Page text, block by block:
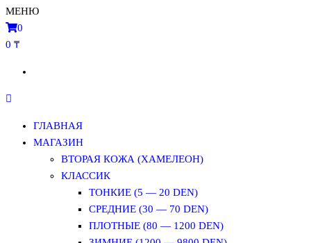
МЕНЮ
0
0 ₸
ГЛАВНАЯ
МАГАЗИН
ВТОРАЯ КОЖА (ХАМЕЛЕОН)
КЛАССИК
ТОНКИЕ (5 — 20 DEN)
СРЕДНИЕ (30 — 70 DEN)
ПЛОТНЫЕ (80 — 1200 DEN)